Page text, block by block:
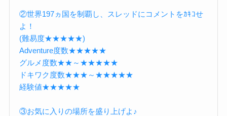
②世界197ヵ国を制覇し、スレッドにコメントをｶｷｺせ
よ！
(難易度★★★★★)
Adventure度数★★★★★
グルメ度数★★～★★★★★
ドキワク度数★★★～★★★★★
経験値★★★★★
③お気に入りの場所を盛り上げよ♪